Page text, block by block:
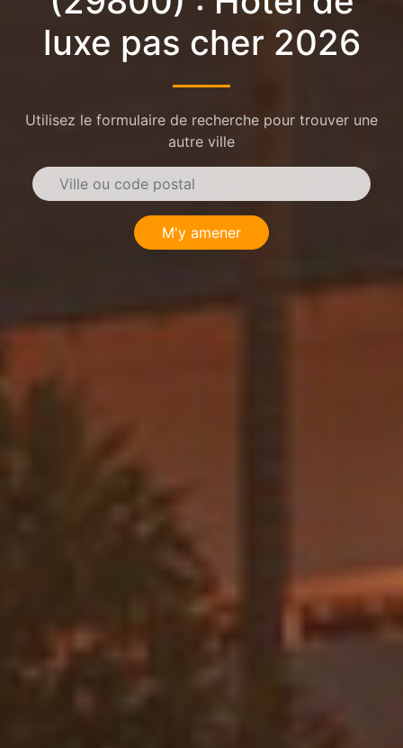
luxe pas cher 2026
Utilisez le formulaire de recherche pour trouver une
autre ville
M'y amener